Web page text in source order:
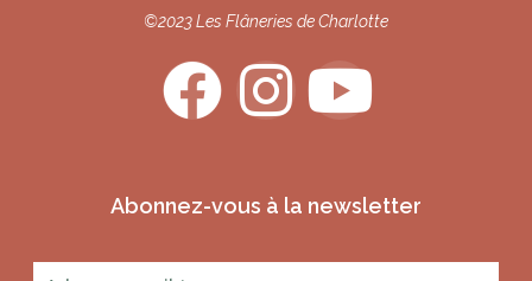
©2023 Les Flâneries de Charlotte
Abonnez-vous à la newsletter